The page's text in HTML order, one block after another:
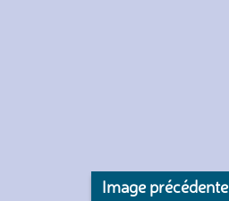
Image précédente